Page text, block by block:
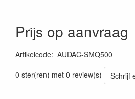
Prijs op aanvraag
Artikelcode: AUDAC-SMQ500
0 ster(ren) met 0 review(s)
Schrijf